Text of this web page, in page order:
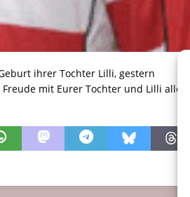
ihrer Tochter Lilli, gestern
mit Eurer Tochter und Lilli alles